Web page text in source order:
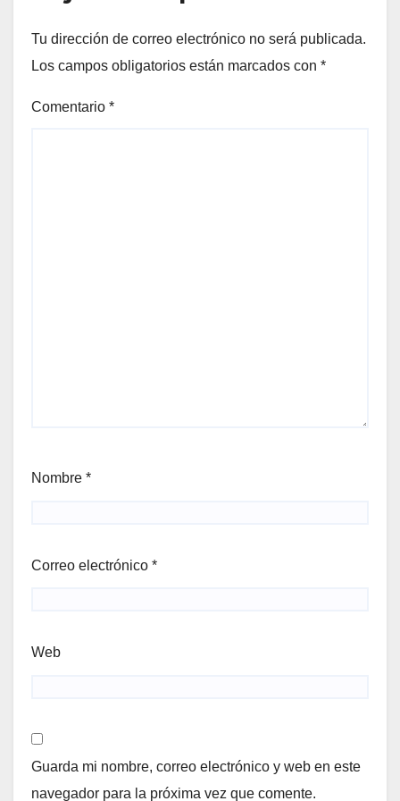
Tu dirección de correo electrónico no será publicada.
Los campos obligatorios están marcados con *
Comentario *
Nombre *
Correo electrónico *
Web
Guarda mi nombre, correo electrónico y web en este
navegador para la próxima vez que comente.